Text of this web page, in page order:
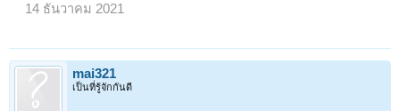
14 ธันวาคม 2021
mai321
เป็นที่รู้จักกันดี